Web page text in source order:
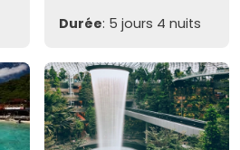
Durée: 5 jours 4 nuits